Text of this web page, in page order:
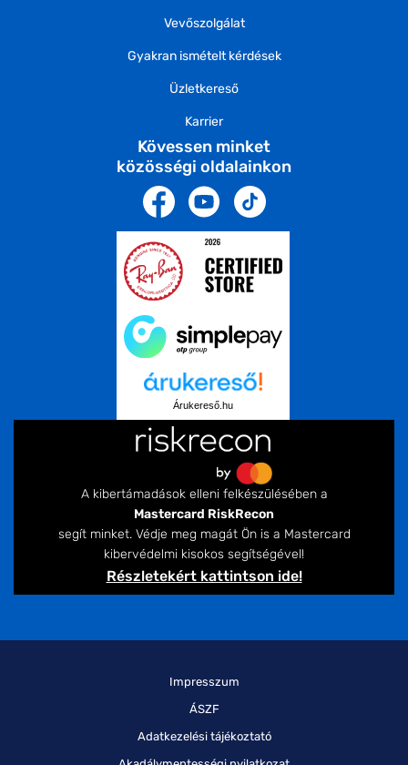
Vevőszolgálat
Gyakran ismételt kérdések
Üzletkereső
Karrier
Kövessen minket
közösségi oldalainkon
Árukereső.hu
A kibertámadások elleni felkészülésében a
Mastercard RiskRecon
segít minket. Védje meg magát Ön is a Mastercard
kibervédelmi kisokos segítségével!
Részletekért kattintson ide!
Impresszum
ÁSZF
Adatkezelési tájékoztató